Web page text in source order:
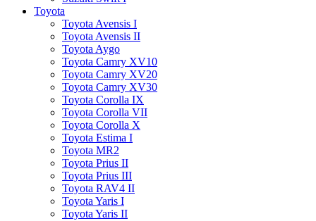
Toyota
Toyota Avensis I
Toyota Avensis II
Toyota Aygo
Toyota Camry XV10
Toyota Camry XV20
Toyota Camry XV30
Toyota Corolla IX
Toyota Corolla VII
Toyota Corolla X
Toyota Estima I
Toyota MR2
Toyota Prius II
Toyota Prius III
Toyota RAV4 II
Toyota Yaris I
Toyota Yaris II